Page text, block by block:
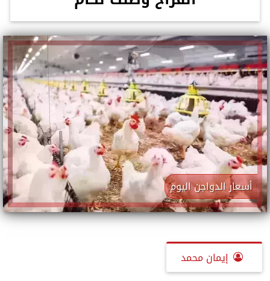
أسعار الدواجن اليوم
إيمان محمد